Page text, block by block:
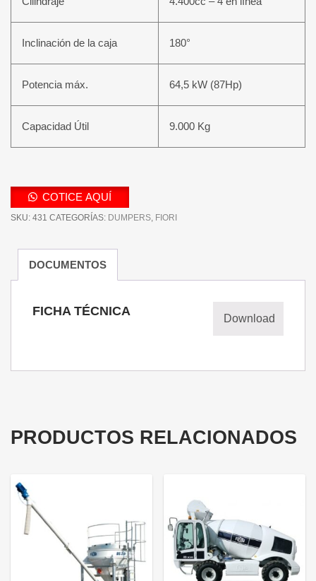
Inclinación de la caja 180°
Potencia máx. 64,5 kW (87Hp)
Capacidad Útil 9.000 Kg
COTICE AQUÍ
SKU: 431 CATEGORÍAS: DUMPERS, FIORI
DOCUMENTOS
FICHA TÉCNICA
Download
PRODUCTOS RELACIONADOS